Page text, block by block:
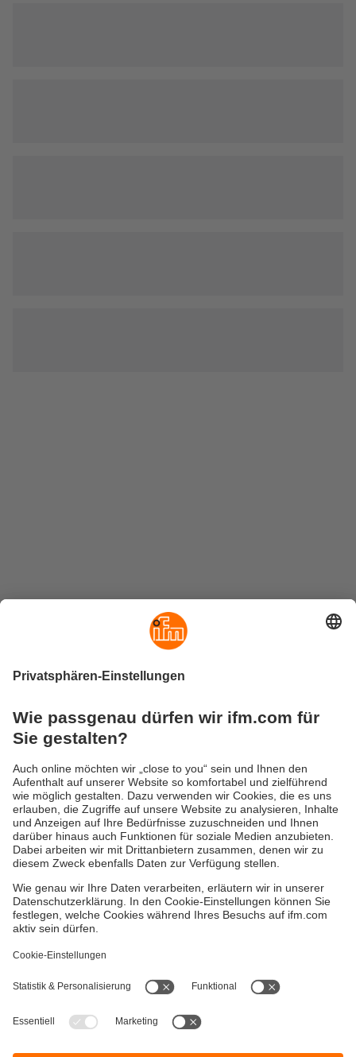
physikalische Größe an Maschinen und Anlagen.
Temperatursensoren werden eingesetzt, um die richtige
Temperatur eines Produktes in der Lebensmittel-,
Getränke- und Pharmaindustrie sicherzustellen. In
Werkzeugmaschinen und in der Automobilindustrie ist die
Temperatur bzw. die Temperaturdifferenz an Antrieben,
Getrieben oder Motoren ein wichtiger Indikator für den
Maschinenzustand. In der Stahl-, Metall- und Glasindustrie
dient die Überwachung der Temperatur von
Die Vielzahl der ifm-Temperatursensoren erlaubt eine
Anpassung an unterschiedliche Temperaturbereiche,
Eintauchtiefen, Umgebungsbedingungen und Medien.
Gewährleistung
Warenrücklieferungen
AGB
Barrierefreiheit
Impressum